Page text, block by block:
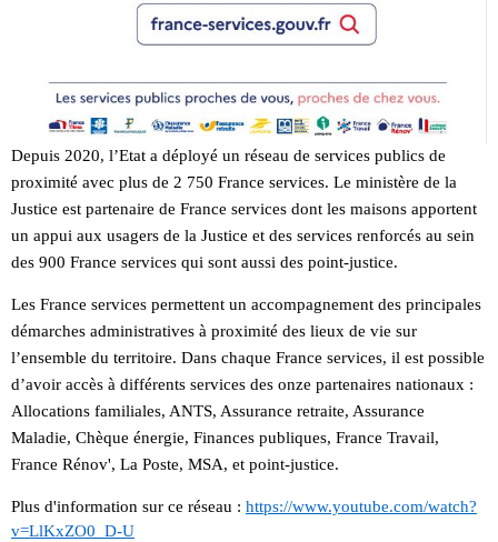
Depuis 2020, l’Etat a déployé un réseau de services publics de
proximité avec plus de 2 750 France services. Le ministère de la
Justice est partenaire de France services dont les maisons apportent
un appui aux usagers de la Justice et des services renforcés au sein
des 900 France services qui sont aussi des point-justice.
Les France services permettent un accompagnement des principales
démarches administratives à proximité des lieux de vie sur
l’ensemble du territoire. Dans chaque France services, il est possible
d’avoir accès à différents services des onze partenaires nationaux :
Allocations familiales, ANTS, Assurance retraite, Assurance
Maladie, Chèque énergie, Finances publiques, France Travail,
France Rénov', La Poste, MSA, et point-justice.
Plus d'information sur ce réseau : https://www.youtube.com/watch?
v=LlKxZO0_D-U